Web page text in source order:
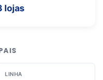
lojas
LINHA